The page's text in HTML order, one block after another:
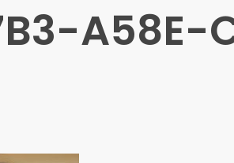
A58E-